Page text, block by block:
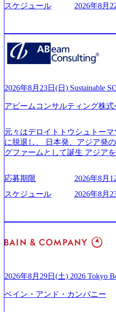
円を目指す日本にもなかなかな
ら黒字経営。年間130%成長
527843-d227-4df8-b86c-
age.googleapis.com/our-vision-
es/20251030164946_dc0888f6-
200x666.webp 年間100億円規
能 社内転職が活発であり、多
ことが可能 事業開発・運用を
ス」型の組織体。社内スカウト
165942_70f09968-1b27-43e6-
p ## 働き方／WLB／待遇 内装
スがあり、 働き甲斐のあるラ
ため事業創造の自由度が高く、
的な成長を若手に任せられる環
ョンメリットを重視するため出
ア組織） 2026年8月22日(土)
日(月) 16:00 ※応募者が定員を
の上参加者を決定させていた
● 当日の流れ 受付 → 会社説明
後、随時ご案内) ※全てリモー
通常の選考フローと異なり、事
ションサーチになります。 ご
において非常に良質な顧客基盤
手掛けたプロジェクトは「フ
るグローバル化」「資生堂グ
ィアン・ウエストウッドの製
ンサルティング活動のみなら
社「ARISE analytics」を設立し
ジタル人材育成の支援も盛んに
2/Accenture-Recruiting-
rs/corporate/document/women-
のキャリアブログ (https://
careers-blog) 江川社長が語る「
kkei.com/atcl/gen/19/00604/
6218) 大手広告代理店出身者な
材が集結するワケ (https://
ジニアからコンサルタントへ。
た？ (https://
nture.com/jp-ja/case-studies/song/
on) 大正製薬：ITカーブアウト支
m/jp-ja/case-studies/consulting/
ジー & コンサルティング） ソ
s://www.accenture.com/jp-ja/case-
する「保安ネット」を構築。省
スケジュール
2026年8月
2026年8月23日(日) Sustainable
アビームコンサルティング株式
元々はデロイトトウシュトー
に脱退し、 日本発、アジア発
グファームとして誕生 アジア
供している日系最大級の総合コ
『Build Beyond As One ®.』を
企業や組織の変革を通じて社会
確実な実現と社会的価値及び
Cとの戦略的資本提携も実現し
シングなどの専門知識と、豊富
えるプロフェッショナルを有
トとしている SAP領域におい
定コンサルタント資格を取得し
応募期限
2026年8月
スケジュール
2026年8月
2026年8月29日(土) 2026 Tokyo
ベイン・アンド・カンパニー